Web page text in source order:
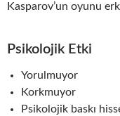
Kasparov’un oyunu
Psikolojik Etki
Yorulmuyor
Korkmuyor
Psikolojik baskı